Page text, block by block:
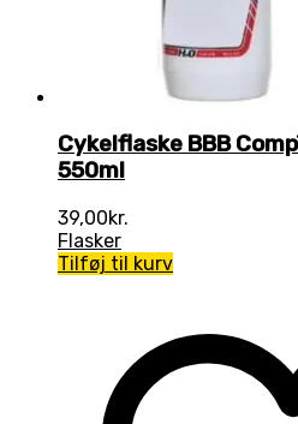
Cykelflaske BBB
550ml
39,00kr.
Flasker
Tilføj til kurv